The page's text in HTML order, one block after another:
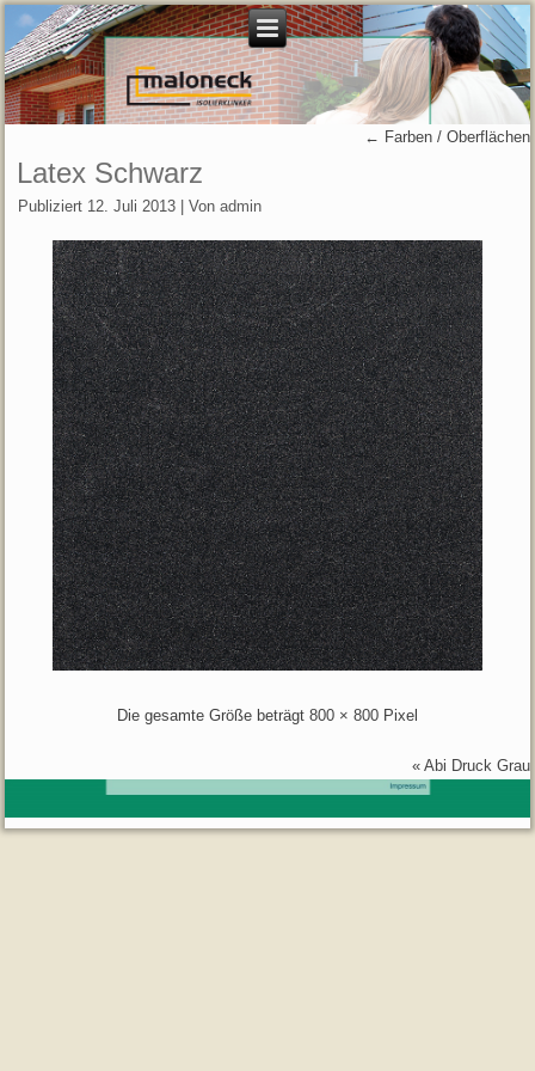
← Farben / Oberflächen
Latex Schwarz
Publiziert 12. Juli 2013 |Von admin
Die gesamte Größe beträgt 800 × 800 Pixel
« Abi Druck Grau